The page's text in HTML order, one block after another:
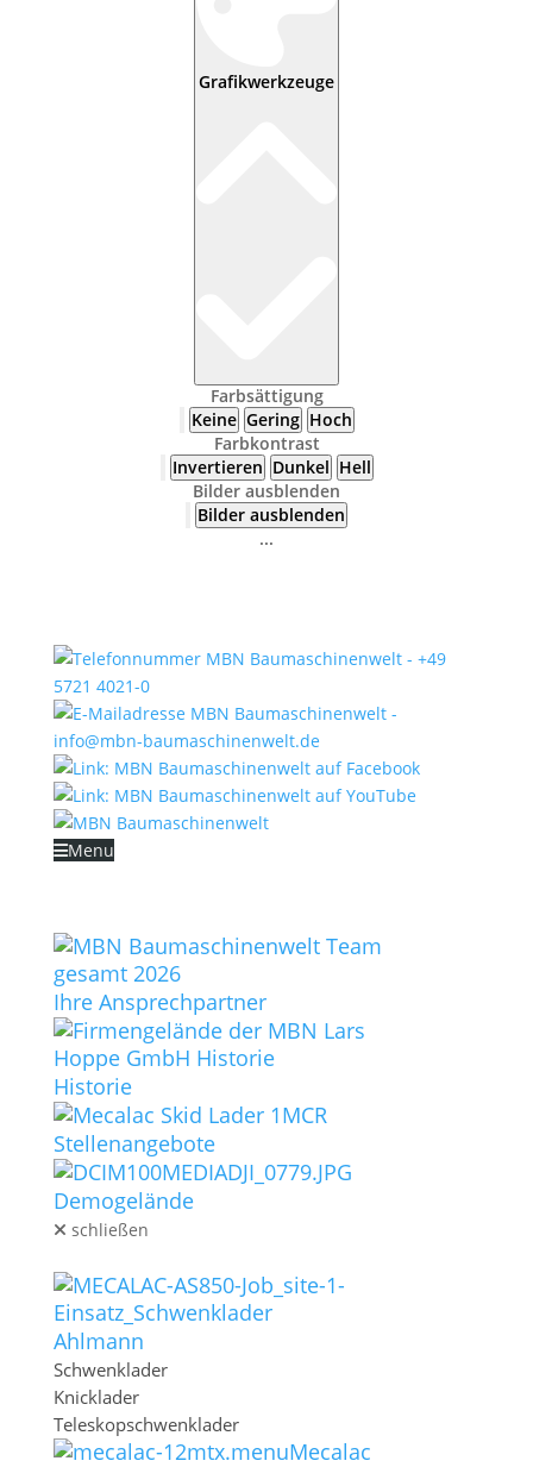
Grafikwerkzeuge
Farbsättigung
Keine Gering Hoch
Farbkontrast
Invertieren Dunkel Hell
Bilder ausblenden
Bilder ausblenden
...
Menu
Ihre Ansprechpartner
Historie
Stellenangebote
Demogelände
schließen
Ahlmann
Schwenklader
Knicklader
Teleskopschwenklader
Mecalac